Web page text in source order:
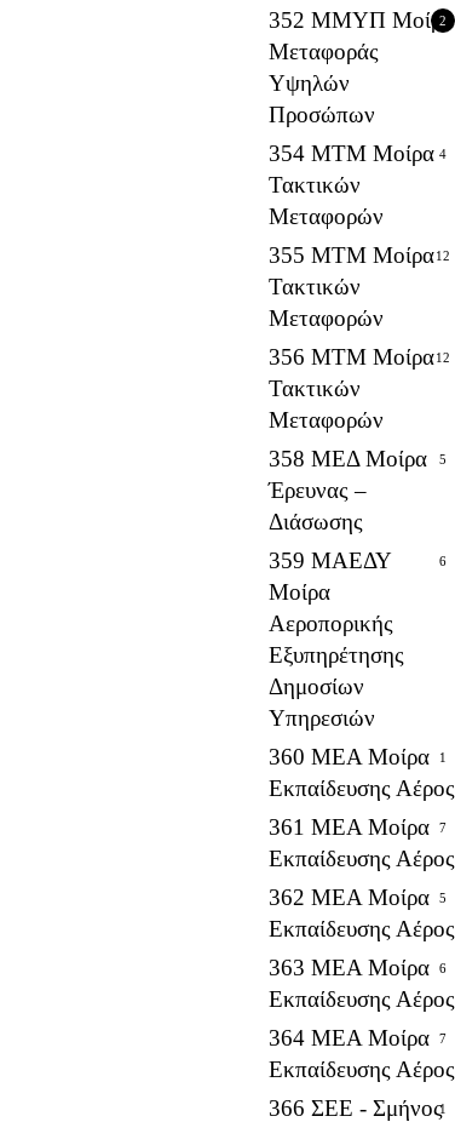
352 ΜΜΥΠ Μοίρα
Μεταφοράς
Υψηλών
Προσώπων
2
354 ΜΤΜ Μοίρα
Τακτικών
Μεταφορών
4
355 ΜΤΜ Μοίρα
Τακτικών
Μεταφορών
12
356 ΜΤΜ Μοίρα
Τακτικών
Μεταφορών
12
358 ΜΕΔ Μοίρα
Έρευνας –
Διάσωσης
5
359 ΜΑΕΔΥ
Μοίρα
Αεροπορικής
Εξυπηρέτησης
Δημοσίων
Υπηρεσιών
6
360 ΜΕΑ Μοίρα
Εκπαίδευσης Αέρος
1
361 ΜΕΑ Μοίρα
Εκπαίδευσης Αέρος
7
362 ΜΕΑ Μοίρα
Εκπαίδευσης Αέρος
5
363 ΜΕΑ Μοίρα
Εκπαίδευσης Αέρος
6
364 ΜΕΑ Μοίρα
Εκπαίδευσης Αέρος
7
366 ΣΕΕ - Σμήνος1